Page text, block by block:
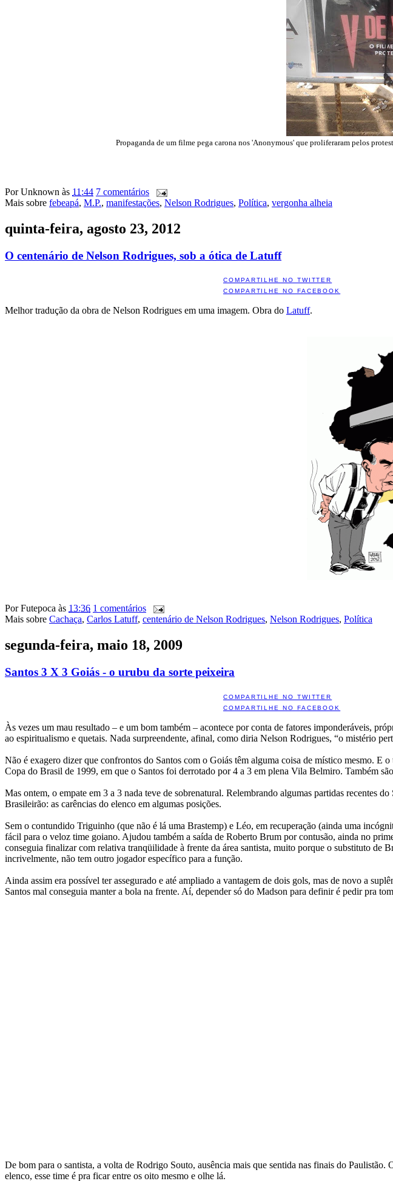
Propaganda de um filme pega carona nos 'Anonymous' que proliferaram pelos
PorUnknown às 11:44 7 comentários
Mais sobre febeapá, M.P., manifestações, Nelson Rodrigues, Política, vergonha alheia
quinta-feira, agosto 23, 2012
O centenário de Nelson Rodrigues, sob a ótica de Latuff
COMPARTILHE NO TWITTER
COMPARTILHE NO FACEBOOK
Melhor tradução da obra de Nelson Rodrigues em uma imagem. Obra do Latuff.
PorFutepoca às 13:36 1 comentários
Mais sobre Cachaça, Carlos Latuff, centenário de Nelson Rodrigues, Nelson Rodrigues, Política
segunda-feira, maio 18, 2009
Santos 3 X 3 Goiás - o urubu da sorte peixeira
COMPARTILHE NO TWITTER
COMPARTILHE NO FACEBOOK
Às vezes um mau resultado – e um bom também – acontece por conta de fatores imponderáveis,
ao espiritualismo e quetais. Nada surpreendente, afinal, como diria Nelson Rodrigues, “o mistério
Não é exagero dizer que confrontos do Santos com o Goiás têm alguma coisa de místico mesmo. E
Copa do Brasil de 1999, em que o Santos foi derrotado por 4 a 3 em plena Vila Belmiro. Também
Mas ontem, o empate em 3 a 3 nada teve de sobrenatural. Relembrando algumas partidas recentes
Brasileirão: as carências do elenco em algumas posições.
Sem o contundido Triguinho (que não é lá uma Brastemp) e Léo, em recuperação (ainda uma
fácil para o veloz time goiano. Ajudou também a saída de Roberto Brum por contusão, ainda no
conseguia finalizar com relativa tranqüilidade à frente da área santista, muito porque o substituto de
incrivelmente, não tem outro jogador específico para a função.
Ainda assim era possível ter assegurado e até ampliado a vantagem de dois gols, mas de novo a
Santos mal conseguia manter a bola na frente. Aí, depender só do Madson para definir é pedir pra
De bom para o santista, a volta de Rodrigo Souto, ausência mais que sentida nas finais do
elenco, esse time é pra ficar entre os oito mesmo e olhe lá.